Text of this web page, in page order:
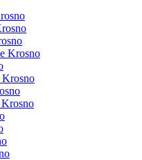
Krosno
Krosno